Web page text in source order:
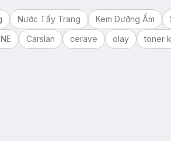
Nước Tẩy Trang Kem Dưỡng Ẩm
Carslan cerave olay toner